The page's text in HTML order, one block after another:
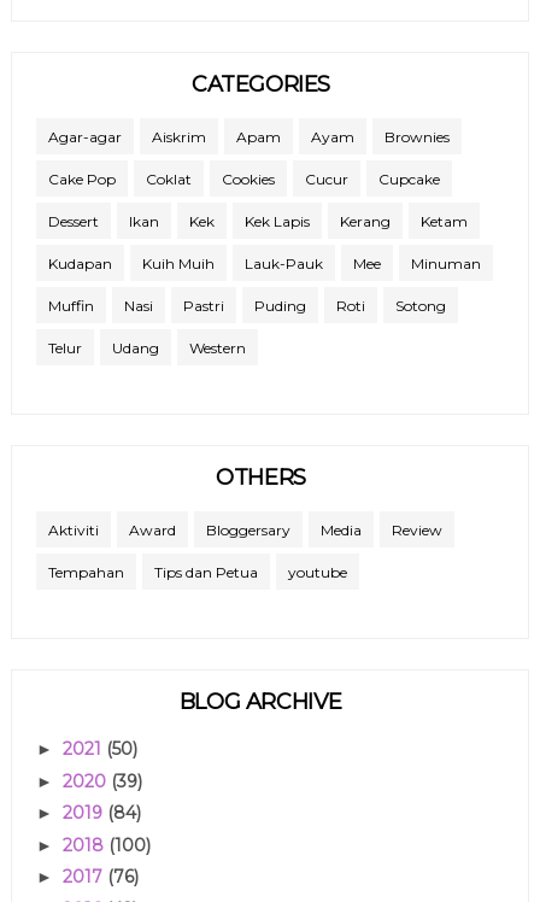
CATEGORIES
Agar-agar Aiskrim Apam Ayam Brownies
Cake Pop Coklat Cookies Cucur Cupcake
Dessert Ikan Kek Kek Lapis Kerang Ketam
Kudapan Kuih Muih Lauk-Pauk Mee Minuman
Muffin Nasi Pastri Puding Roti Sotong
Telur Udang Western
OTHERS
Aktiviti Award Bloggersary Media Review
Tempahan Tips dan Petua youtube
BLOG ARCHIVE
► 2021 (50)
► 2020 (39)
► 2019 (84)
► 2018 (100)
► 2017 (76)